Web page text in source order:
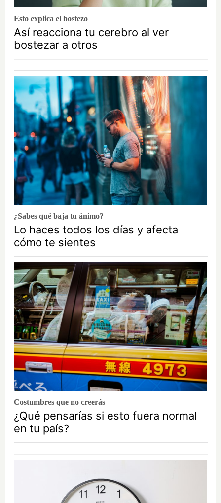
Esto explica el bostezo
Así reacciona tu cerebro al ver
bostezar a otros
¿Sabes qué baja tu ánimo?
Lo haces todos los días y afecta
cómo te sientes
Costumbres que no creerás
¿Qué pensarías si esto fuera normal
en tu país?